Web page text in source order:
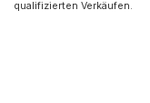
qualifizierten Verkäufen.